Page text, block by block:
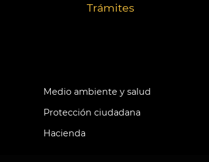
Trámites
Medio ambiente y salud
Protección ciudadana
Hacienda